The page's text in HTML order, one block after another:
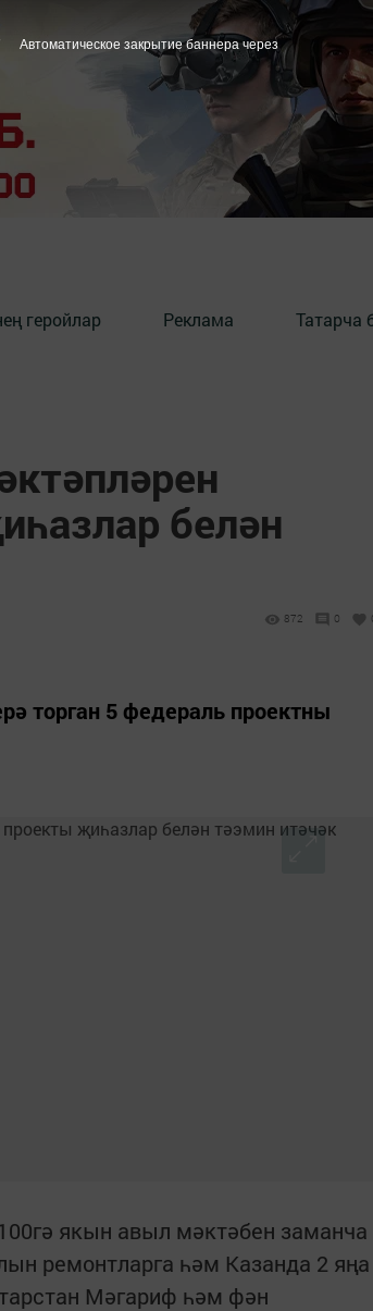
геройлар Реклама Татарча
белән
872 0
торган 5 федераль проектны
якын авыл мәктәбен заманча
ремонтларга һәм Казанда 2 яңа
Мәгариф һәм фән
Автоматическое закрытие баннера через